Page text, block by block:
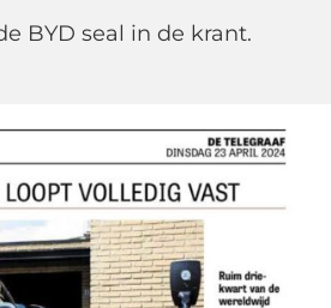
BYD seal in de krant.